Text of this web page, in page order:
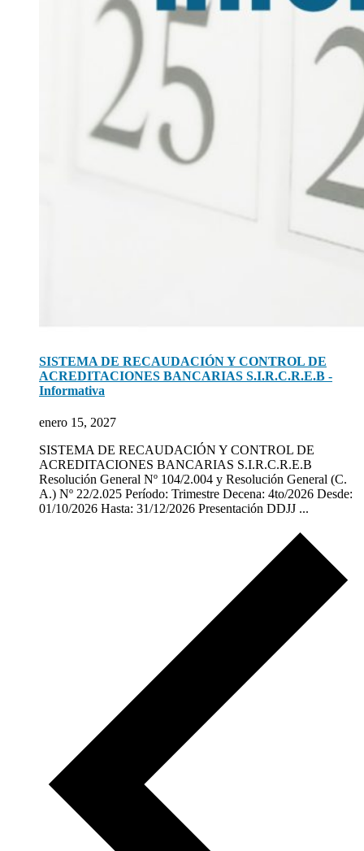
SISTEMA DE RECAUDACIÓN Y CONTROL DE
ACREDITACIONES BANCARIAS S.I.R.C.R.E.B -
Informativa
enero 15, 2027
SISTEMA DE RECAUDACIÓN Y CONTROL DE
ACREDITACIONES BANCARIAS S.I.R.C.R.E.B
Resolución General Nº 104/2.004 y Resolución General (C.
A.) Nº 22/2.025 Período: Trimestre Decena: 4to/2026 Desde:
01/10/2026 Hasta: 31/12/2026 Presentación DDJJ ...